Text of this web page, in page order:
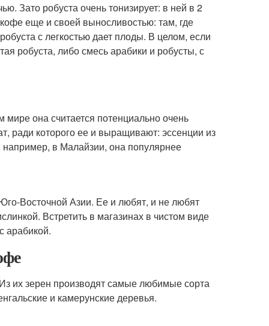
Зато робуста очень тонизирует: в ней в 2
еще и своей выносливостью: там, где
с легкостью дает плоды. В целом, если
робуста, либо смесь арабики и робусты, с
она считается потенциально очень
ради которого ее и выращивают: эссенции из
в Малайзии, она популярнее
Восточной Азии. Ее и любят, и не любят
Встретить в магазинах в чистом виде
арабикой.
их зерен производят самые любимые сорта
и камерунские деревья.